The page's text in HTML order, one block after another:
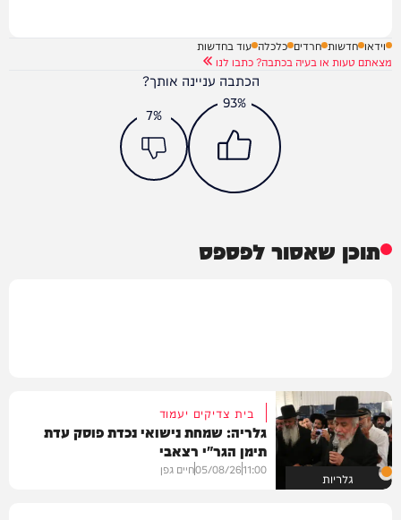
וידאו חדשות חרדים כלכלה עוד בחדשות
מצאתם טעות או בעיה בכתבה? כתבו לנו
הכתבה עניינה אותך?
93%
7%
תוכן שאסור לפספס
גלריות
בית צדיקים יעמוד
גלריה: שמחת נישואי נכדת פוסק עדת
תימן הגר"י רצאבי
11:00
05/08/26חיים גפן